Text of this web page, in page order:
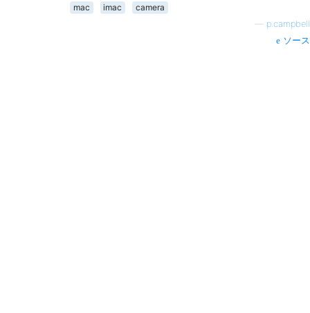
mac imac
camera
p.campbell
ソース